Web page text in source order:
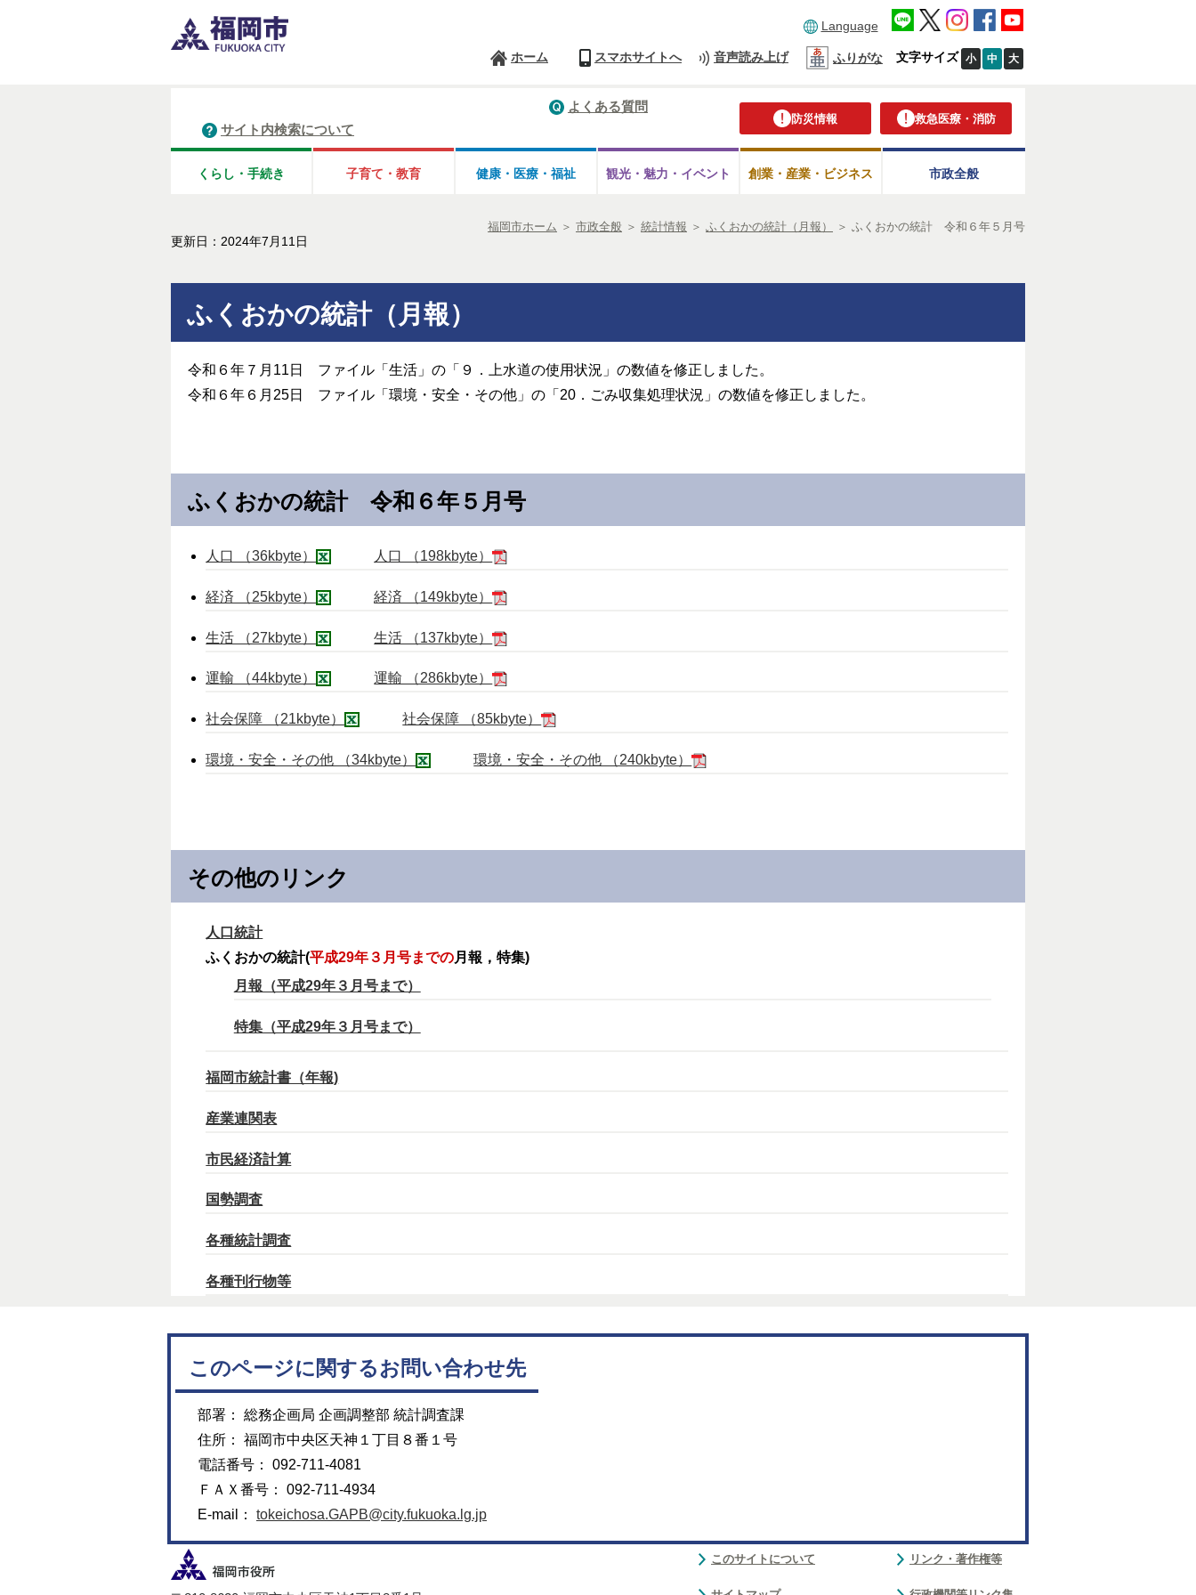
Language
ホーム スマホサイトへ 音声読み上げ ふりがな 文字サイズ 小 中 大
防災情報 救急医療・消防
よくある質問
サイト内検索について
くらし・手続き 子育て・教育 健康・医療・ 福祉 観光・魅力・ イベント 創業・産業・ビジネス 市政全般
福岡市ホーム ＞ 市政全般 ＞ 統計情報 ＞ ふくおかの統計（月報） ＞ ふくおかの統計 令和６年５月号
更新日：2024年7月11日
ふくおかの統計（月報）
令和６年７月11日 ファイル「生活」の「９．上水道の使用状況」の数値を修正しました。
令和６年６月25日 ファイル「環境・安全・その他」の「20．ごみ収集処理状況」の数値を修正しました。
ふくおかの統計 令和６年５月号
人口 （36kbyte） 人口 （198kbyte）
経済 （25kbyte） 経済 （149kbyte）
生活 （27kbyte） 生活 （137kbyte）
運輸 （44kbyte） 運輸 （286kbyte）
社会保障 （21kbyte） 社会保障 （85kbyte）
環境・安全・その他 （34kbyte） 環境・安全・その他 （240kbyte）
その他のリンク
人口統計
ふくおかの統計(平成29年３月号までの月報，特集)
月報（平成29年３月号まで）
特集（平成29年３月号まで）
福岡市統計書（年報)
産業連関表
市民経済計算
国勢調査
各種統計調査
各種刊行物等
このページに関するお問い合わせ先
部署： 総務企画局 企画調整部 統計調査課
住所： 福岡市中央区天神１丁目８番１号
電話番号： 092-711-4081
ＦＡＸ番号： 092-711-4934
E-mail： tokeichosa.GAPB@city.fukuoka.lg.jp
このサイトについて リンク・著作権等